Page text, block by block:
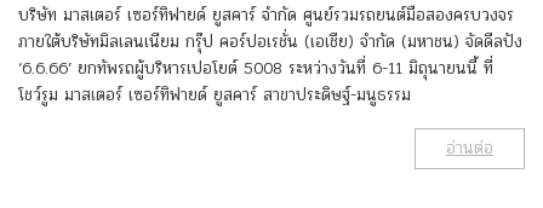
บริษัท มาสเตอร์ เซอร์ทิฟายด์ ยูสคาร์ จำกัด ศูนย์รวมรถยนต์มือสองครบวงจร
ภายใต้บริษัทมิลเลนเนียม กรุ๊ป คอร์ปอเรชั่น (เอเชีย) จำกัด (มหาชน) จัดดีลปัง
‘6.6.66’ ยกทัพรถผู้บริหารเปอโยต์ 5008 ระหว่างวันที่ 6-11 มิถุนายนนี้ ที่
โชว์รูม มาสเตอร์ เซอร์ทิฟายด์ ยูสคาร์ สาขาประดิษฐ์-มนูธรรม
อ่านต่อ